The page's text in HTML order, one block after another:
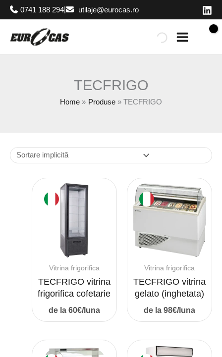
Skip
0741 188 294 utilaje@eurocas.ro
TECFRIGO
Home Produse TECFRIGO
Vitrina frigorifica
TECFRIGO vitrina
frigorifica cofetarie
de la 60€/luna
Vitrina frigorifica
TECFRIGO vitrina
gelato (inghetata)
de la 98€/luna